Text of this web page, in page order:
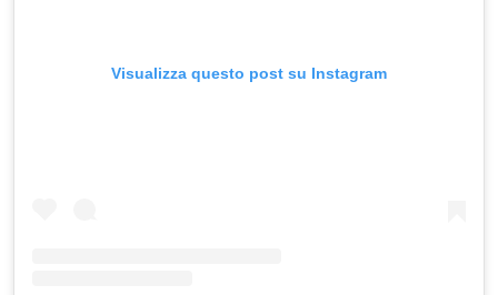
Visualizza questo post su Instagram